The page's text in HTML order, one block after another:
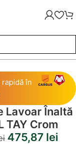
AVITAL TAY Crom
în
Lavoar Înaltă
TAY Crom
475,87 lei